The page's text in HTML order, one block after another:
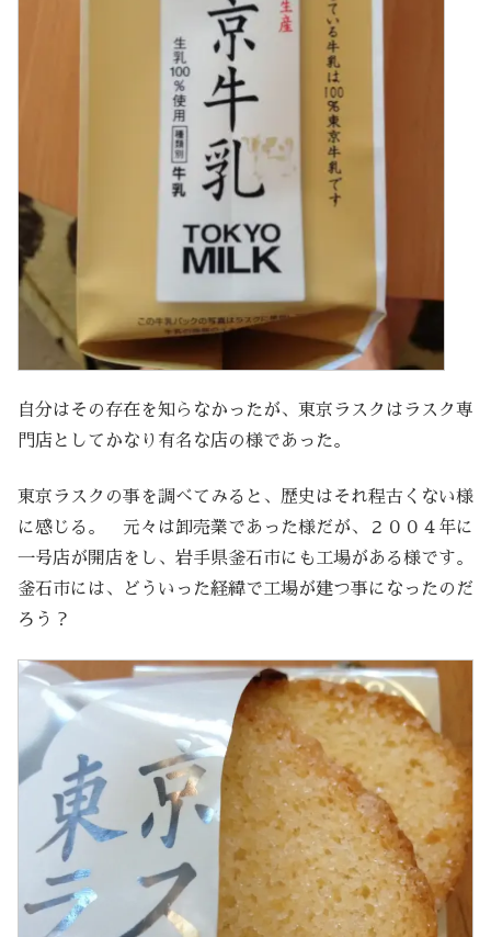
自分はその存在を知らなかったが、東京ラスクはラスク専
門店としてかなり有名な店の様であった。
東京ラスクの事を調べてみると、歴史はそれ程古くない様
に感じる。 元々は卸売業であった様だが、２００４年に
一号店が開店をし、岩手県釜石市にも工場がある様です。
釜石市には、どういった経緯で工場が建つ事になったのだ
ろう？